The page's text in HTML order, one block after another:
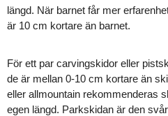
längd. När barnet får mer
är 10 cm kortare än barnet.
För ett par carvingskidor eller
de är mellan 0-10 cm kortare än
eller allmountain rekommenderas
egen längd. Parkskidan är den